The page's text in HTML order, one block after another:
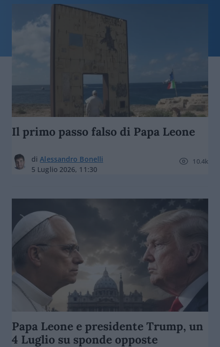
Il primo passo falso di Papa Leone
diAlessandro Bonelli
5 Luglio 2026, 11:30
10.4k
Papa Leone e presidente Trump, un
4 Luglio su sponde opposte